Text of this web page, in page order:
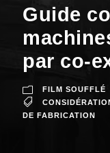
Guide
par co-
FILM SOUFFLÉ
DE FABRICATION